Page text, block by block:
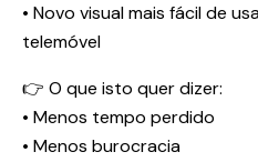
•⁠ ⁠Novo visual mais fácil de
telemóvel
👉 O que isto quer dizer:
•⁠ ⁠Menos tempo perdido
•⁠ ⁠Menos burocracia